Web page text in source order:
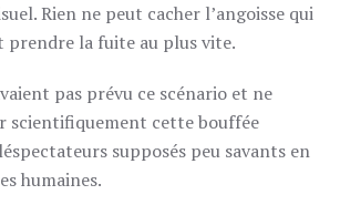
Rien ne peut cacher l’angoisse qui
la fuite au plus vite.
pas prévu ce scénario et ne
scientifiquement cette bouffée
supposés peu savants en
humaines.